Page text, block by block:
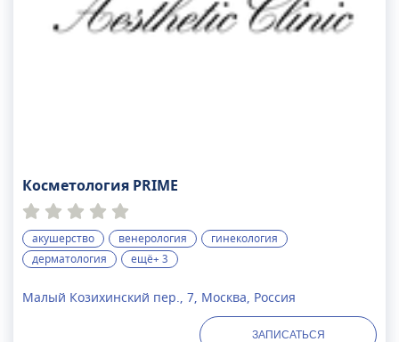
Косметология PRIME
акушерство венерология
гинекология
дерматология
ещё+ 3
Малый Козихинский пер., 7, Москва, Россия
ЗАПИСАТЬСЯ